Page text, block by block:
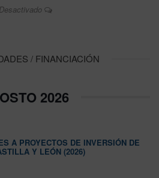
Desactivado
/ FINANCIACIÓN
2026
A PROYECTOS DE INVERSIÓN DE
Y LEÓN (2026)